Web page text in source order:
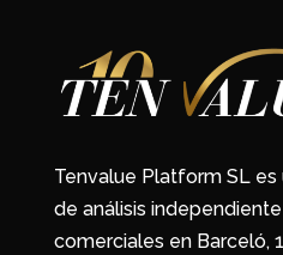
Tenvalue Platform SL
de análisis
comerciales en Barceló,